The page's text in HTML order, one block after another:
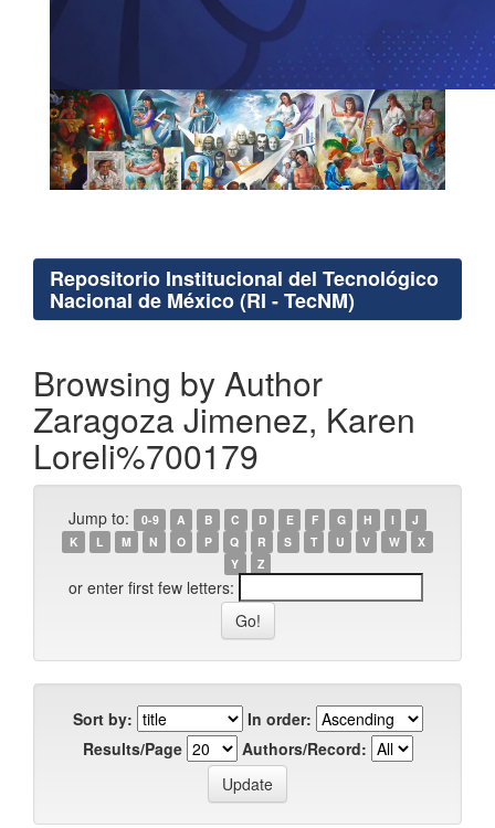
Repositorio Institucional del Tecnológico
Nacional de México (RI - TecNM)
Browsing by Author
Zaragoza Jimenez, Karen
Loreli%700179
Jump to: 0-9 A B C D E F G H I
J
K
L M N O P Q R S T U V W
X
Y
Z
or enter first few letters:
Sort by:
In order:
Results/Page
Authors/Record: